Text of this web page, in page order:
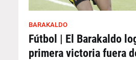
BARAKALDO
Fútbol | El Barakaldo
primera victoria fuera